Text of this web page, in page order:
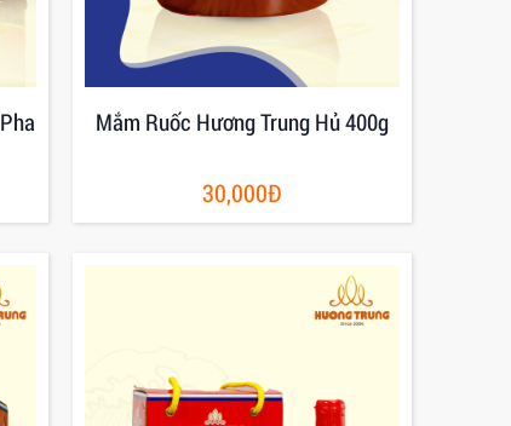
Mắm Ruốc Hương Trung Hủ 400g
30,000Đ